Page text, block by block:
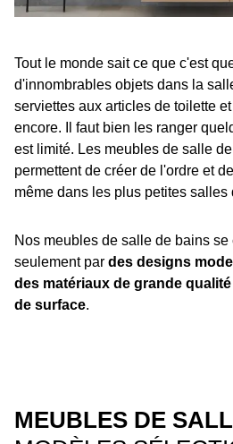
Tout le monde sait ce que c'est
d'innombrables objets dans la
serviettes aux articles de toilette
encore. Il faut bien les ranger
est limité. Les meubles de salle
permettent de créer de l'ordre et
même dans les plus petites salles
Nos meubles de salle de bains se
seulement par des designs
des matériaux de grande qualité
de surface.
MEUBLES DE